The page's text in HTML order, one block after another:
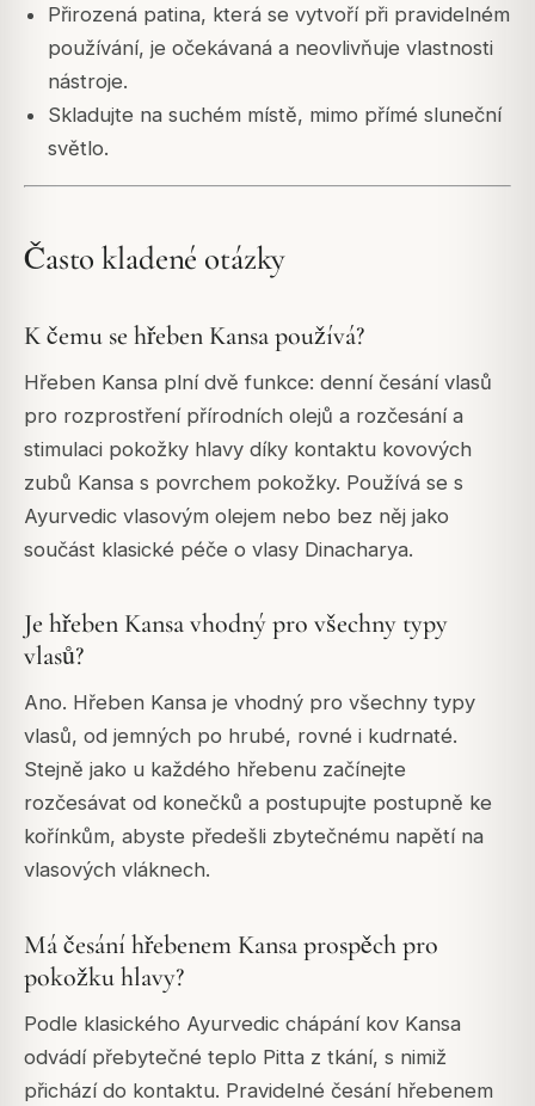
Přirozená patina, která se vytvoří při pravidelném
používání, je očekávaná a neovlivňuje vlastnosti
nástroje.
Skladujte na suchém místě, mimo přímé sluneční
světlo.
Často kladené otázky
K čemu se hřeben Kansa používá?
Hřeben Kansa plní dvě funkce: denní česání vlasů
pro rozprostření přírodních olejů a rozčesání a
stimulaci pokožky hlavy díky kontaktu kovových
zubů Kansa s povrchem pokožky. Používá se s
Ayurvedic vlasovým olejem nebo bez něj jako
součást klasické péče o vlasy Dinacharya.
Je hřeben Kansa vhodný pro všechny typy
vlasů?
Ano. Hřeben Kansa je vhodný pro všechny typy
vlasů, od jemných po hrubé, rovné i kudrnaté.
Stejně jako u každého hřebenu začínejte
rozčesávat od konečků a postupujte postupně ke
kořínkům, abyste předešli zbytečnému napětí na
vlasových vláknech.
Má česání hřebenem Kansa prospěch pro
pokožku hlavy?
Podle klasického Ayurvedic chápání kov Kansa
odvádí přebytečné teplo Pitta z tkání, s nimiž
přichází do kontaktu. Pravidelné česání hřebenem